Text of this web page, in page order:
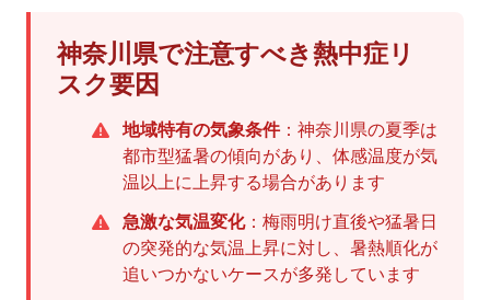
神奈川県で注意すべき熱中症リ
スク要因
地域特有の気象条件：神奈川県の夏季は
都市型猛暑の傾向があり、体感温度が気
温以上に上昇する場合があります
急激な気温変化：梅雨明け直後や猛暑日
の突発的な気温上昇に対し、暑熱順化が
追いつかないケースが多発しています